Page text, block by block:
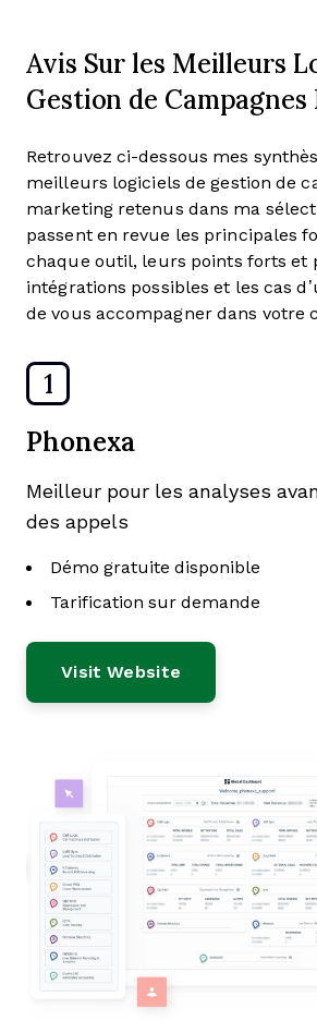
Avis Sur les Meilleurs
Gestion de
Retrouvez ci-dessous mes
meilleurs logiciels de gestion de
marketing retenus dans ma
passent en revue les principales
chaque outil, leurs points forts et
intégrations possibles et les cas
de vous accompagner dans votre
1
Phonexa
Meilleur pour les analyses
des appels
Démo gratuite disponible
Tarification sur demande
Visit Website